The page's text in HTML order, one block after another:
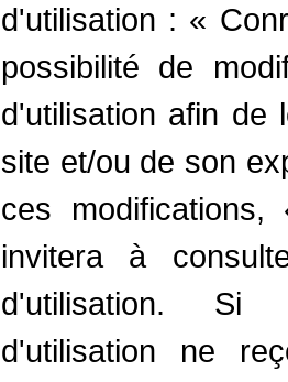
d'utilisation : «
possibilité de
d'utilisation afin de
site et/ou de son
ces
invitera à
d'utilisation. Si
d'utilisation ne